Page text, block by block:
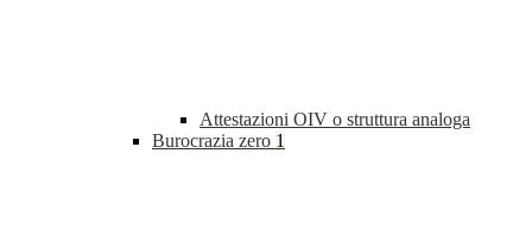
Attestazioni OIV o struttura analoga
Burocrazia zero 1